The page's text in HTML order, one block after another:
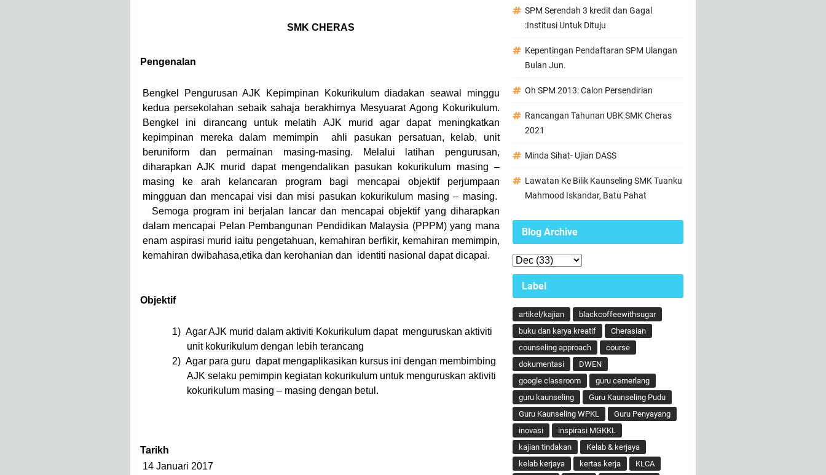
SMK CHERAS
Pengenalan
Bengkel Pengurusan AJK Kepimpinan Kokurikulum diadakan seawal minggu
kedua persekolahan sebaik sahaja berakhirnya Mesyuarat Agong Kokurikulum.
Bengkel ini dirancang untuk melatih AJK murid agar dapat meningkatkan
kepimpinan mereka dalam memimpin ahli pasukan persatuan, kelab, unit
beruniform dan permainan masing-masing. Melalui latihan pengurusan,
diharapkan AJK murid dapat mengendalikan pasukan kokurikulum masing –
masing ke arah kelancaran program bagi mencapai objektif perjumpaan
mingguan dan mencapai visi dan misi pasukan kokurikulum masing – masing.
Semoga program ini berjalan lancar dan mencapai objektif yang diharapkan
dalam mencapai Pelan Pembangunan Pendidikan Malaysia (PPPM) yang mana
enam aspirasi murid iaitu pengetahuan, kemahiran berfikir, kemahiran memimpin,
kemahiran dwibahasa,etika dan kerohanian dan identiti nasional dapat dicapai.
Objektif
1) Agar AJK murid dalam aktiviti Kokurikulum dapat menguruskan aktiviti
unit kokurikulum dengan lebih terancang
2) Agar para guru dapat mengaplikasikan kursus ini dengan membimbing
AJK selaku pemimpin kegiatan kokurikulum untuk menguruskan aktiviti
kokurikulum masing – masing dengan betul.
Tarikh
14 Januari 2017
SPM Serendah 3 kredit dan Gagal
:Institusi Untuk Dituju
Kepentingan Pendaftaran SPM Ulangan
Bulan Jun.
Oh SPM 2013: Calon Persendirian
Rancangan Tahunan UBK SMK Cheras
2021
Minda Sihat- Ujian DASS
Lawatan Ke Bilik Kaunseling SMK Tuanku
Mahmood Iskandar, Batu Pahat
Blog Archive
Label
artikel/kajian
blackcoffeewithsugar
buku dan karya kreatif
Cherasian
counseling approach
course
dokumentasi
DWEN
google classroom
guru cemerlang
guru kaunseling
Guru Kaunseling Pudu
Guru Kaunseling WPKL
Guru Penyayang
inovasi
inspirasi MGKKL
kajian tindakan
Kelab & kerjaya
kelab kerjaya
kertas kerja
KLCA